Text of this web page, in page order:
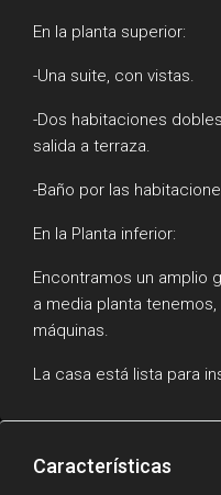
En la planta superior:
-Una suite, con vistas.
-Dos habitaciones
salida a terraza.
-Baño por las
En la Planta inferior:
Encontramos un amplio
a media planta
máquinas.
La casa está lista para
Características